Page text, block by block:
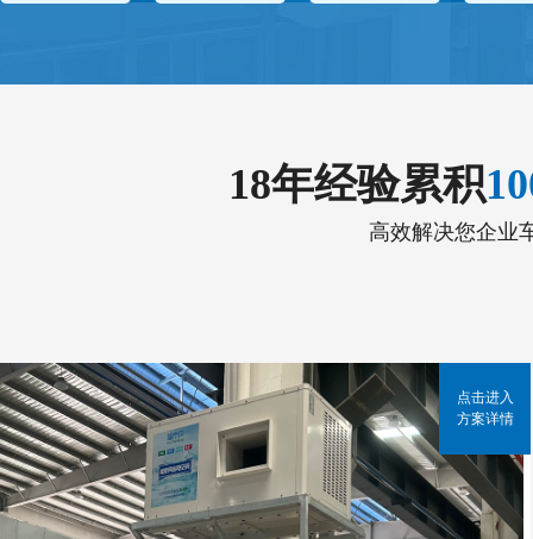
18年经验累积
高效解决您企业
点击进入
方案详情